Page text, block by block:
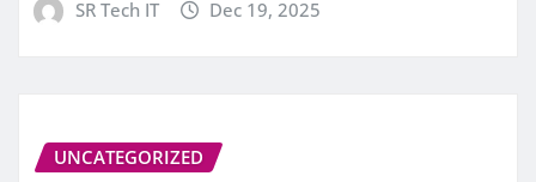
SR Tech IT Dec 19, 2025
UNCATEGORIZED